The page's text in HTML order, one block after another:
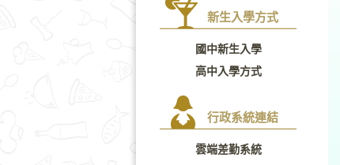
新生入學方式
國中新生入學
高中入學方式
行政系統連結
雲端差勤系統